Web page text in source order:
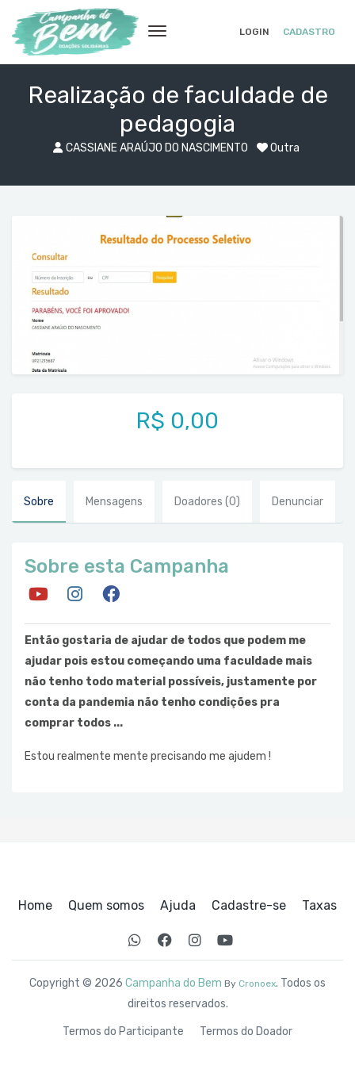
LOGIN CADASTRO
Realização de faculdade de
pedagogia
CASSIANE ARAÚJO DO NASCIMENTO Outra
R$ 0,00
Sobre Mensagens Doadores (0) Denunciar
Sobre esta Campanha
Então gostaria de ajudar de todos que podem me
ajudar pois estou começando uma faculdade mais
não tenho todo material possíveis, justamente por
conta da pandemia não tenho condições pra
comprar todos ...
Estou realmente mente precisando me ajudem !
Home Quem somos Ajuda Cadastre-se Taxas
Copyright © 2026 Campanha do Bem By Cronoex. Todos os
direitos reservados.
Termos do Participante Termos do Doador